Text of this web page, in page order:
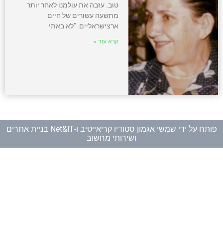
טוב. עזבה את עולמנו לאחר יותר
מתשעה עשורים של חיים
ארצישראליים. "לא באתי
קרא עוד »
פותח על ידי שמשי אגמון סטודיו קריאייטיב ו-
Net&IT בניית אתרים
ושירותי מחשוב